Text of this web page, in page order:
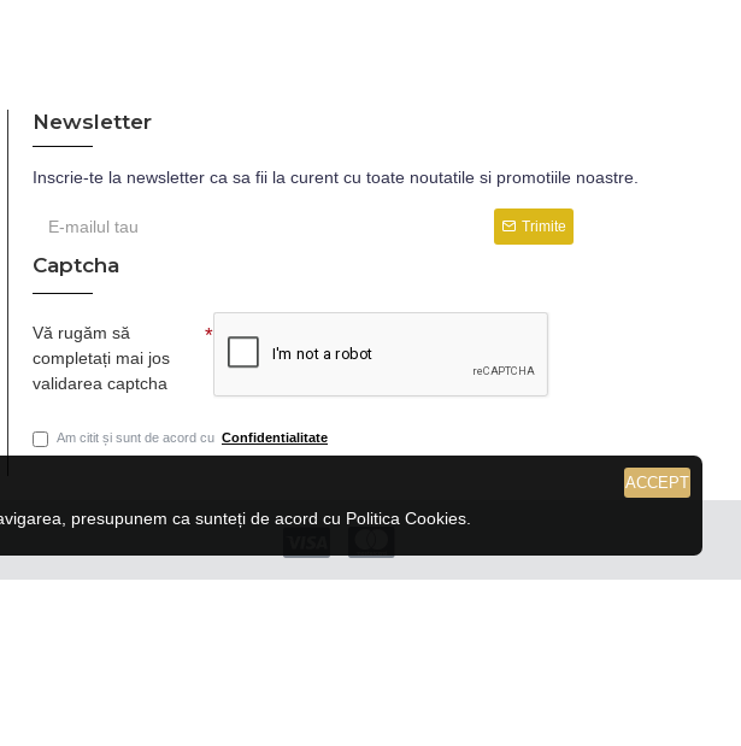
Newsletter
Inscrie-te la newsletter ca sa fii la curent cu toate noutatile si promotiile noastre.
Trimite
Captcha
Vă rugăm să
completați mai jos
validarea captcha
Am citit și sunt de acord cu Confidentialitate
ACCEPT
presupunem ca sunteți de acord cu Politica Cookies.